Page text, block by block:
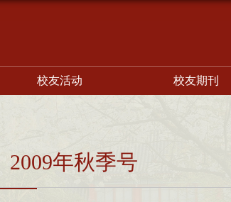
校友活动 校友期刊
2009年秋季号